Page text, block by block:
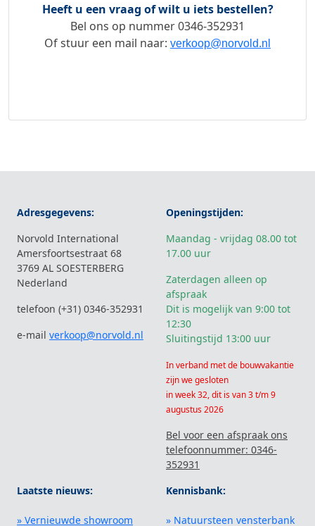
Heeft u een vraag of wilt u iets bestellen?
Bel ons op nummer0346-352931
Of stuur een mail naar: verkoop@norvold.nl
Adresgegevens:
Norvold International
Amersfoortsestraat 68
3769 AL SOESTERBERG
Nederland
telefoon (+31) 0346-352931
e-mail verkoop@norvold.nl
Openingstijden:
Maandag - vrijdag 08.00 tot
17.00 uur
Zaterdagen alleen op
afspraak
Dit is mogelijk van 9:00 tot
12:30
Sluitingstijd 13:00 uur
In verband met de bouwvakantie
zijn we gesloten
in week 32, dit is van 3 t/m 9
augustus 2026
Bel voor een afspraak ons
telefoonnummer: 0346-
352931
Laatste nieuws:
» Vernieuwde showroom
Kennisbank:
» Natuursteen vensterbank